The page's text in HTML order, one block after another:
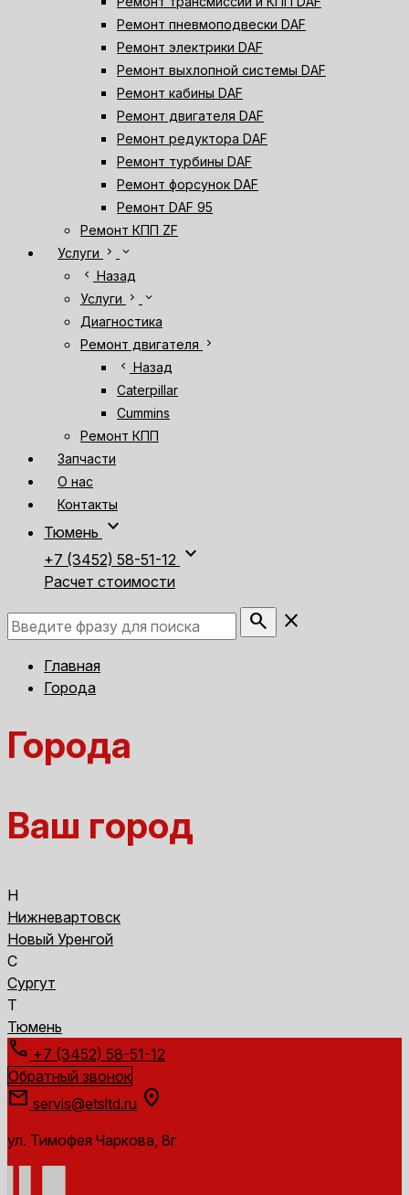
Ремонт пневмоподвески DAF
Ремонт электрики DAF
Ремонт выхлопной системы DAF
Ремонт кабины DAF
Ремонт двигателя DAF
Ремонт редуктора DAF
Ремонт турбины DAF
Ремонт форсунок DAF
Ремонт DAF 95
Ремонт КПП ZF
Услуги
chevron_right
expand_more
chevron_left Назад
Услуги
chevron_right expand_more
Диагностика
Ремонт двигателя
chevron_right
chevron_left Назад
Caterpillar
Cummins
Ремонт КПП
Запчасти
О нас
Контакты
Тюмень expand_more
+7 (3452) 58-51-12 expand_more
Расчет стоимости
search close
Главная
Города
Города
Ваш город
Н
Нижневартовск
Новый Уренгой
С
Сургут
Т
Тюмень
call +7 (3452) 58-51-12
Обратный звонок
mail servis@etsltd.ru location_on
ул. Тимофея Чаркова, 8г